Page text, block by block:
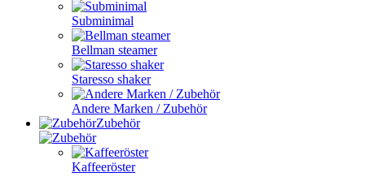
Subminimal
Bellman steamer
Staresso shaker
Andere Marken / Zubehör
Zubehör
Kaffeeröster